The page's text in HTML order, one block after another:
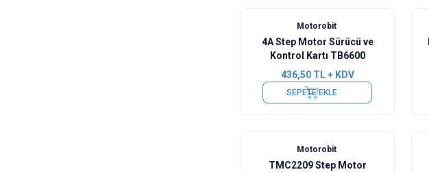
Motorobit
4A Step Motor Sürücü ve
Kontrol Kartı TB6600
436,50TL + KDV
SEPETE EKLE
Motorobit
TMC2209 Step Motor